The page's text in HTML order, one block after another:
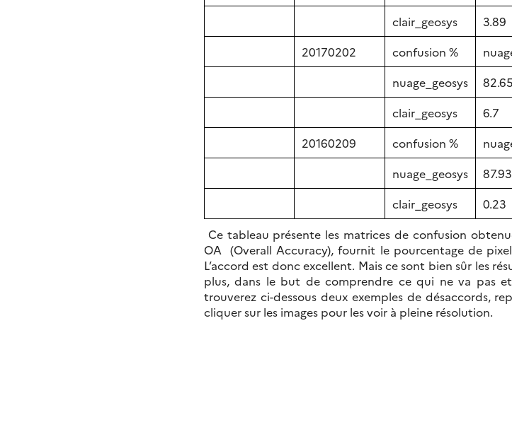
clair_geosys
3.89
20170202
confusion %
nuage_geosys
82.65
clair_geosys
6.7
20160209
confusion %
nuage_geosys
87.93
clair_geosys
0.23
Ce tableau présente les matrices de confusion
OA (Overall Accuracy), fournit le pourcentage de
L’accord est donc excellent. Mais ce sont bien sûr les
plus, dans le but de comprendre ce qui ne va pas et
trouverez ci-dessous deux exemples de désaccords,
cliquer sur les images pour les voir à pleine résolution.